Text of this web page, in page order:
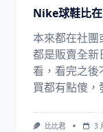
Nike球鞋比
本來都在社團
都是販賣全新
看，看完之後
買都有點傻
比比君 3